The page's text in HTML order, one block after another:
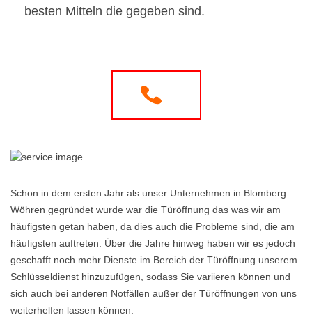
besten Mitteln die gegeben sind.
Schon in dem ersten Jahr als unser Unternehmen in Blomberg
Wöhren gegründet wurde war die Türöffnung das was wir am
häufigsten getan haben, da dies auch die Probleme sind, die am
häufigsten auftreten. Über die Jahre hinweg haben wir es jedoch
geschafft noch mehr Dienste im Bereich der Türöffnung unserem
Schlüsseldienst hinzuzufügen, sodass Sie variieren können und
sich auch bei anderen Notfällen außer der Türöffnungen von uns
weiterhelfen lassen können.